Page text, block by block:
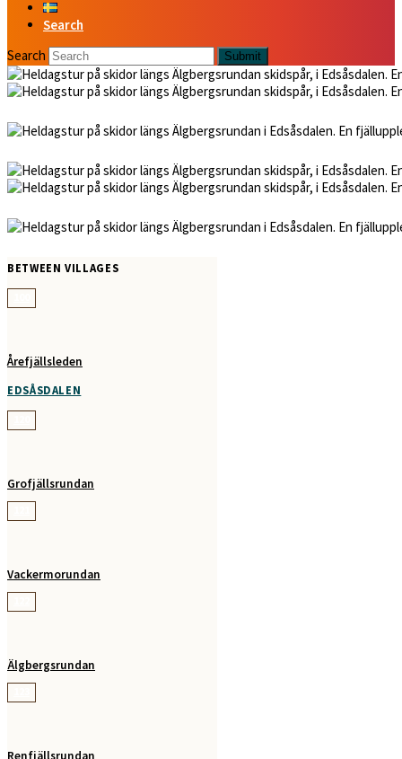
Search
Search
Submit
BETWEEN VILLAGES
Årefjällsleden
EDSÅSDALEN
Grofjällsrundan
Vackermorundan
Älgbergsrundan
Renfjällsrundan